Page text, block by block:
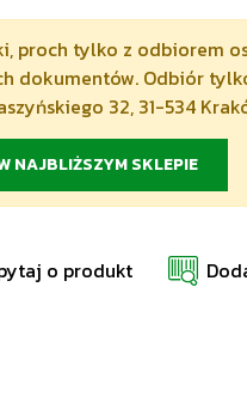
proch tylko z odbiorem
dokumentów. Odbiór
32, 31-534
NAJBLIŻSZYM SKLEPIE
o produkt